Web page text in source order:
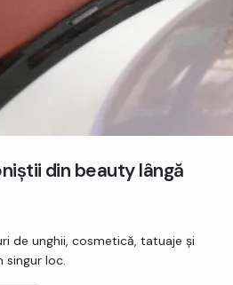
din beautylângă
de unghii, cosmetică, tatuaje și
loc.